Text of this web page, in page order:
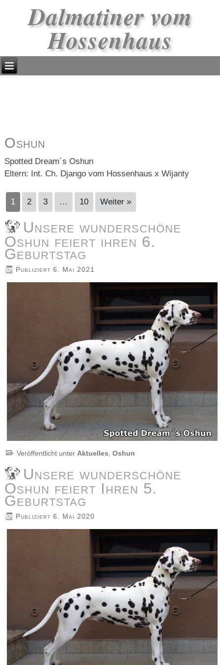
Dalmatiner vom
Hossenhaus
Oshun
Spotted Dream´s Oshun
Eltern: Int. Ch. Django vom Hossenhaus x Wijanty
1 2 3 … 10 Weiter »
Unsere wunderschöne
Oshun feiert ihren 6.
Geburtstag
Publiziert 6. Mai 2021
Veröffentlicht unter Aktuelles ,Oshun
Unsere wunderschöne
Oshun feiert Ihren 5.
Geburtstag
Publiziert 6. Mai 2020